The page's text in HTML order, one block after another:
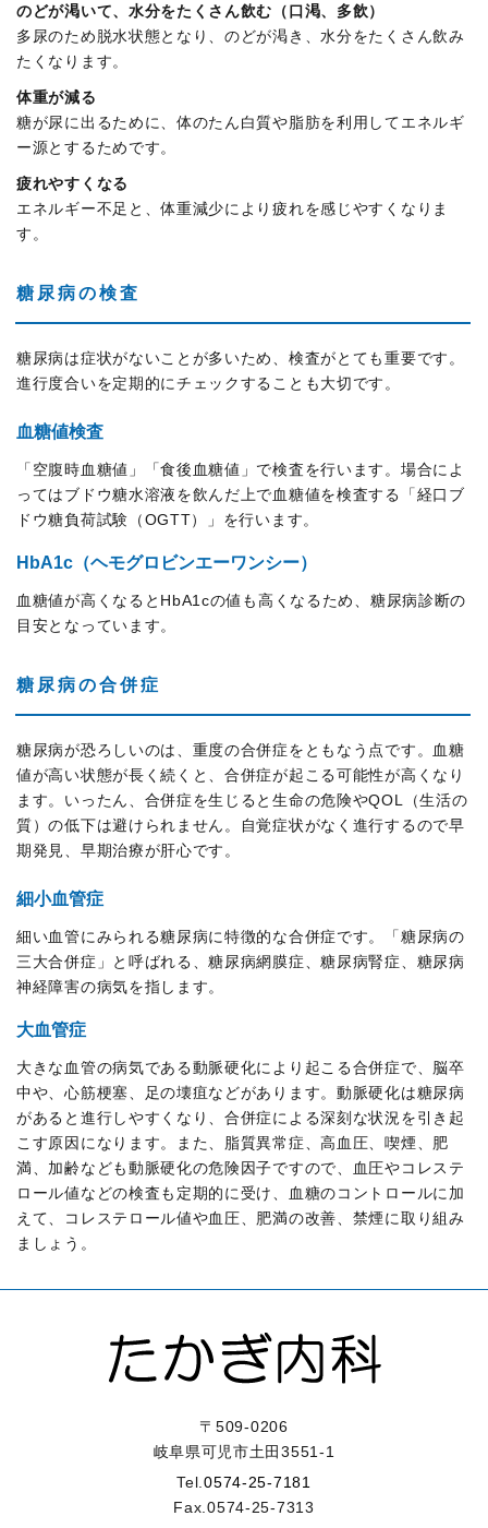
のどが渇いて、水分をたくさん飲む（口渇、多飲）
多尿のため脱水状態となり、のどが渇き、水分をたくさん飲み
たくなります。
体重が減る
糖が尿に出るために、体のたん白質や脂肪を利用してエネルギ
ー源とするためです。
疲れやすくなる
エネルギー不足と、体重減少により疲れを感じやすくなりま
す。
糖尿病の検査
糖尿病は症状がないことが多いため、検査がとても重要です。
進行度合いを定期的にチェックすることも大切です。
血糖値検査
「空腹時血糖値」「食後血糖値」で検査を行います。場合によ
ってはブドウ糖水溶液を飲んだ上で血糖値を検査する「経口ブ
ドウ糖負荷試験（OGTT）」を行います。
HbA1c（ヘモグロビンエーワンシー）
血糖値が高くなるとHbA1cの値も高くなるため、糖尿病診断の
目安となっています。
糖尿病の合併症
糖尿病が恐ろしいのは、重度の合併症をともなう点です。血糖
値が高い状態が長く続くと、合併症が起こる可能性が高くなり
ます。いったん、合併症を生じると生命の危険やQOL（生活の
質）の低下は避けられません。自覚症状がなく進行するので早
期発見、早期治療が肝心です。
細小血管症
細い血管にみられる糖尿病に特徴的な合併症です。「糖尿病の
三大合併症」と呼ばれる、糖尿病網膜症、糖尿病腎症、糖尿病
神経障害の病気を指します。
大血管症
大きな血管の病気である動脈硬化により起こる合併症で、脳卒
中や、心筋梗塞、足の壊疽などがあります。動脈硬化は糖尿病
があると進行しやすくなり、合併症による深刻な状況を引き起
こす原因になります。また、脂質異常症、高血圧、喫煙、肥
満、加齢なども動脈硬化の危険因子ですので、血圧やコレステ
ロール値などの検査も定期的に受け、血糖のコントロールに加
えて、コレステロール値や血圧、肥満の改善、禁煙に取り組み
ましょう。
〒509-0206
岐阜県可児市土田3551-1
Tel.0574-25-7181
Fax.0574-25-7313